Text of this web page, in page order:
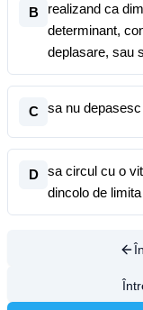
B
realizand ca
determinant,
deplasare, sau
C sa nu
D
sa circul cu o
dincolo de